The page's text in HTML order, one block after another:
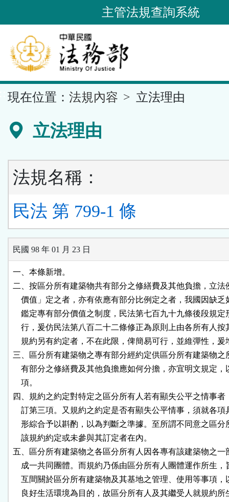
到
要
內
容
區
主管法規查詢系統
現在位置： 法規內容 立法理由
立法理由
法規名稱：
民法 第 799-1 條
民國 98 年 01 月 23 日
一、本條新增。
二、按區分所有建築物共有部分之修繕費及其他負擔，立
價值」定之者，亦有依應有部分比例定之者，我國因缺
鑑定專有部分價值之制度，民法第七百九十九條後段規
行，爰仿民法第八百二十二條修正為原則上由各所有人
規約另有約定者，不在此限，俾簡易可行，並維彈性，
三、區分所有建築物之專有部分經約定供區分所有建築物
有部分之修繕費及其他負擔應如何分擔，亦宜明文規定
    項。
四、規約之約定對特定之區分所有人若有顯失公平之情事
訂第三項。又規約之約定是否有顯失公平情事，須就各
形綜合予以斟酌，以為判斷之準據。至所謂不同意之區
    該規約約定或未參與其訂定者在內。
五、區分所有建築物之各區分所有人因各專有該建築物之
成一共同團體。而規約乃係由區分所有人團體運作所生
互間關於區分所有建築物及其基地之管理、使用等事項
良好生活環境為目的，故區分所有人及其繼受人就規約